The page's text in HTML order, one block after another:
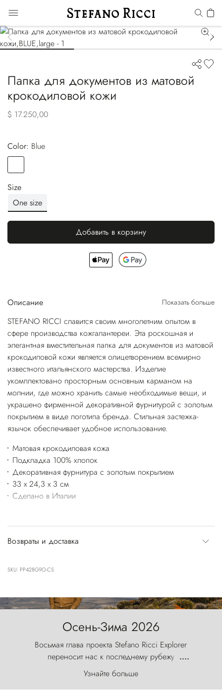
Папка для документов из матовой
крокодиловой кожи
$ 17.250,00
Color:
blue
Size
One size
Добавить в корзину
Описание Показать больше
STEFANO RICCI славится своим многолетним опытом в
сфере производства кожгалантереи. Эта роскошная и
элегантная вместительная папка для документов из матовой
крокодиловой кожи является олицетворением всемирно
известного итальянского мастерства. Изделие
укомплектовано просторным основным карманом на
молнии, где можно хранить самые необходимые вещи, и
украшено фирменной декоративной фурнитурой с золотым
покрытием в виде логотипа бренда. Стильная застежка-
язычок обеспечивает удобное использование.
Матовая крокодиловая кожа
Подкладка 100% хлопок
Декоративная фурнитура с золотым покрытием
33 x 24,3 x 3 см
Сделано в Италии
Возвраты и доставка
SKU: PP428G9O-CS
Осень-Зима 2026
Восьмая глава проекта Stefano Ricci Explorer
переносит нас к последнему рубежу
первозданного мира, где ветер с
первобытной яростью ваяет ландшафт, а пики
Торрес-дель-Пайне, словно каменные стражи,
....
Узнайте больше